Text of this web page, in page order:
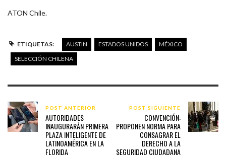
ATON Chile.
ETIQUETAS: AUSTIN ESTADOS UNIDOS
MÉXICO
SELECCIÓN CHILENA
POST ANTERIOR
AUTORIDADES
INAUGURARÁN PRIMERA
PLAZA INTELIGENTE DE
LATINOAMÉRICA EN LA
FLORIDA
POST SIGUIENTE
CONVENCIÓN:
PROPONEN NORMA PARA
CONSAGRAR EL
DERECHO A LA
SEGURIDAD CIUDADANA